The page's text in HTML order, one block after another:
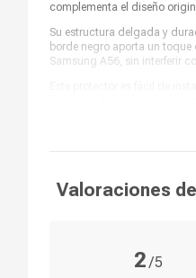
complementa el diseño
Su estructura delgada y
borde negro aporta un
Samsung A56, sin interferir
seguros y funcionales sin
un acabado premium. Dale
Valoraciones
2/5